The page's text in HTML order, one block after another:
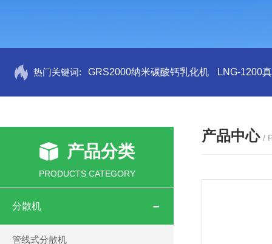
热门关键词: GRS2000纳米碳酸钙乳化机 LNG-1200
产品分类
PRODUCTS CATEGORY
分散机
管线式分散机
产品中心 /